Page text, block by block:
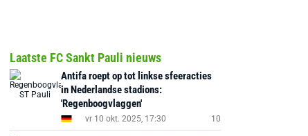
Laatste FC Sankt Pauli nieuws
Antifa roept op tot linkse sfeeracties
in Nederlandse stadions:
'Regenboogvlaggen'
vr 10 okt. 2025, 17:30 10